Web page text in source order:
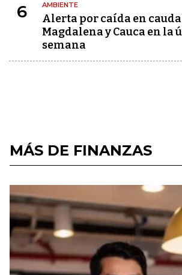
6 AMBIENTE
Alerta por caída en
Magdalena y Cauca en la
semana
MÁS DE FINANZAS